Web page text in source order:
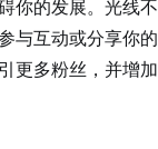
你的发展。光线
与互动或分享你
更多粉丝，并增